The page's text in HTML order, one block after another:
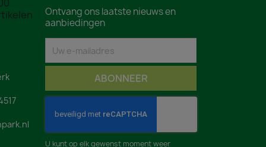
Ontvang ons laatste nieuws en
aanbiedingen
U kunt op elk gewenst moment weer